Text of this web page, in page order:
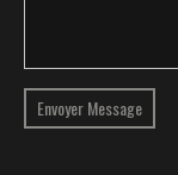
Envoyer Message